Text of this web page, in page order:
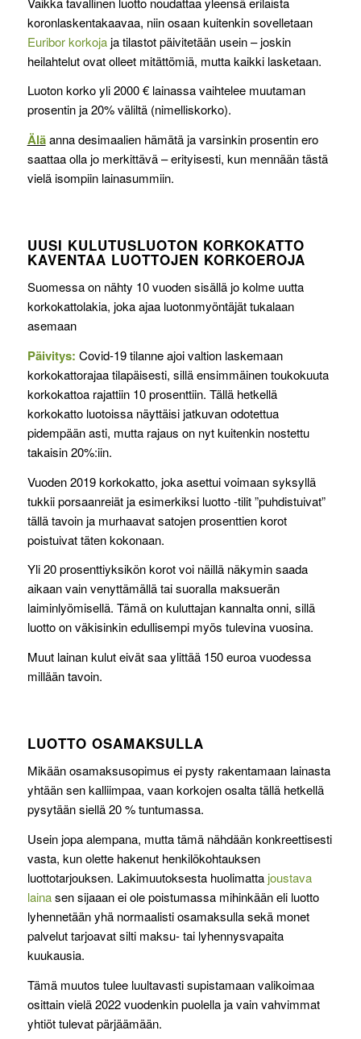
koronlaskentakaavaa, niin osaan kuitenkin sovelletaan
Euribor korkojaja tilastot päivitetään usein – joskin
heilahtelut ovat olleet mitättömiä, mutta kaikki lasketaan.
Luoton korko yli 2000 € lainassa vaihtelee muutaman
prosentin ja 20% väliltä (nimelliskorko).
Äläanna desimaalien hämätä ja varsinkin prosentin ero
saattaa olla jo merkittävä – erityisesti, kun mennään tästä
vielä isompiin lainasummiin.
UUSI KULUTUSLUOTON KORKOKATTO
KAVENTAA LUOTTOJEN KORKOEROJA
Suomessa on nähty 10 vuoden sisällä jo kolme uutta
korkokattolakia, joka ajaa luotonmyöntäjät tukalaan
asemaan
Päivitys: Covid-19 tilanne ajoi valtion laskemaan
korkokattorajaa tilapäisesti, sillä ensimmäinen toukokuuta
korkokattoa rajattiin 10 prosenttiin. Tällä hetkellä
korkokatto luotoissa näyttäisi jatkuvan odotettua
pidempään asti, mutta rajaus on nyt kuitenkin nostettu
takaisin 20%:iin.
Vuoden 2019 korkokatto, joka asettui voimaan syksyllä
tukkii porsaanreiät ja esimerkiksi luotto -tilit ”puhdistuivat”
tällä tavoin ja murhaavat satojen prosenttien korot
poistuivat täten kokonaan.
Yli 20 prosenttiyksikön korot voi näillä näkymin saada
aikaan vain venyttämällä tai suoralla maksuerän
laiminlyömisellä. Tämä on kuluttajan kannalta onni, sillä
luotto on väkisinkin edullisempi myös tulevina vuosina.
Muut lainan kulut eivät saa ylittää 150 euroa vuodessa
millään tavoin.
LUOTTO OSAMAKSULLA
Mikään osamaksusopimus ei pysty rakentamaan lainasta
yhtään sen kalliimpaa, vaan korkojen osalta tällä hetkellä
pysytään siellä 20 % tuntumassa.
Usein jopa alempana, mutta tämä nähdään konkreettisesti
vasta, kun olette hakenut henkilökohtauksen
luottotarjouksen. Lakimuutoksesta huolimatta joustava
lainasen sijaaan ei ole poistumassa mihinkään eli luotto
lyhennetään yhä normaalisti osamaksulla sekä monet
palvelut tarjoavat silti maksu- tai lyhennysvapaita
kuukausia.
Tämä muutos tulee luultavasti supistamaan valikoimaa
osittain vielä 2022 vuodenkin puolella ja vain vahvimmat
yhtiöt tulevat pärjäämään.